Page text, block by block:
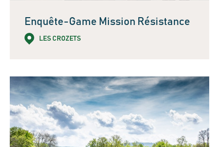
Enquête-Game Mission Résistance
LES CROZETS